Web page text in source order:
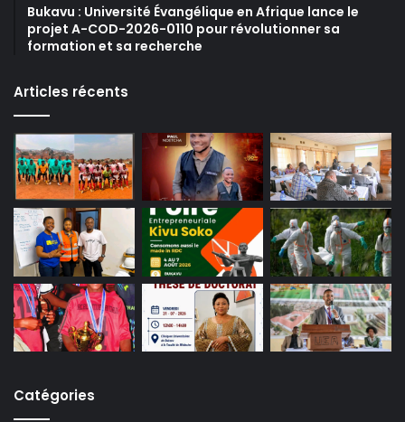
Bukavu : Université Évangélique en Afrique lance le
projet A-COD-2026-0110 pour révolutionner sa
formation et sa recherche
Articles récents
Catégories